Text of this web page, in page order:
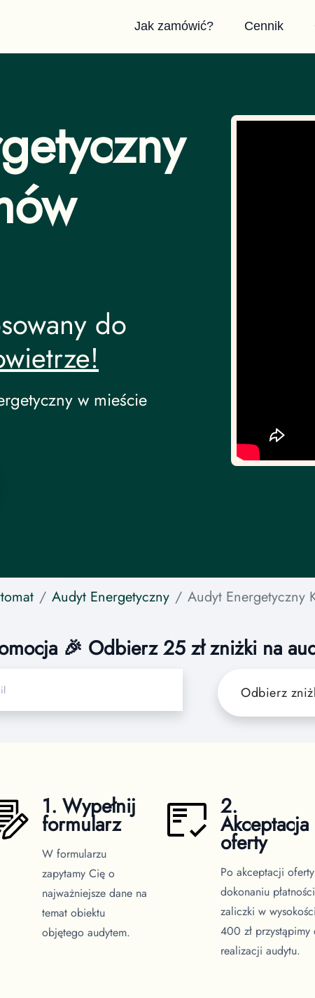
Jak zamówić? Cennik
do
w mieście
Audyt Energetyczny Audyt Energetyczny
🎉 Odbierz 25 zł zniżki na
Odbierz
1. Wypełnij
formularz
W formularzu
zapytamy Cię o
najważniejsze dane na
temat obiektu
objętego audytem.
2.
Akceptacja
oferty
Po akceptacji
dokonaniu płatności
zaliczki w wysokości
400 zł przystąpimy
realizacji audytu.